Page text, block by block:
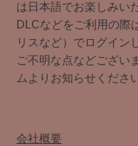
は日本語でお楽しみい
DLCなどをご利用の際
リスなど）でログイン
ご不明な点などござい
ムよりお知らせください
会社概要